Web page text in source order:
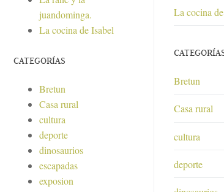
juandominga.
La cocina de Isabel
CATEGORÍAS
Bretun
Casa rural
cultura
deporte
dinosaurios
escapadas
exposion
La cocina
Bretun
Casa rural
cultura
deporte